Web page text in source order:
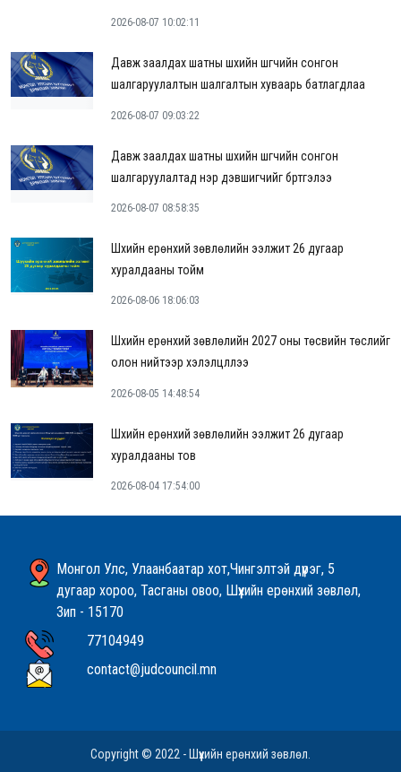
2026-08-07 10:02:11
Давж заалдах шатны шүүхийн шүүгчийн сонгон
шалгаруулалтын шалгалтын хуваарь батлагдлаа
2026-08-07 09:03:22
Давж заалдах шатны шүүхийн шүүгчийн сонгон
шалгаруулалтад нэр дэвшигчийг бүртгэлээ
2026-08-07 08:58:35
Шүүхийн ерөнхий зөвлөлийн ээлжит 26 дугаар
хуралдааны тойм
2026-08-06 18:06:03
Шүүхийн ерөнхий зөвлөлийн 2027 оны төсвийн төслийг
олон нийтээр хэлэлцүүллээ
2026-08-05 14:48:54
Шүүхийн ерөнхий зөвлөлийн ээлжит 26 дугаар
хуралдааны тов
2026-08-04 17:54:00
Монгол Улс, Улаанбаатар хот,Чингэлтэй дүүрэг, 5
дугаар хороо, Тасганы овоо, Шүүхийн ерөнхий зөвлөл,
Зип - 15170
77104949
contact@judcouncil.mn
Copyright © 2022 - Шүүхийн ерөнхий зөвлөл.